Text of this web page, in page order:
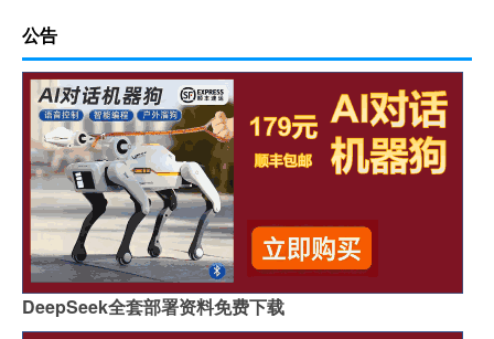
公告
DeepSeek全套部署资料免费下载